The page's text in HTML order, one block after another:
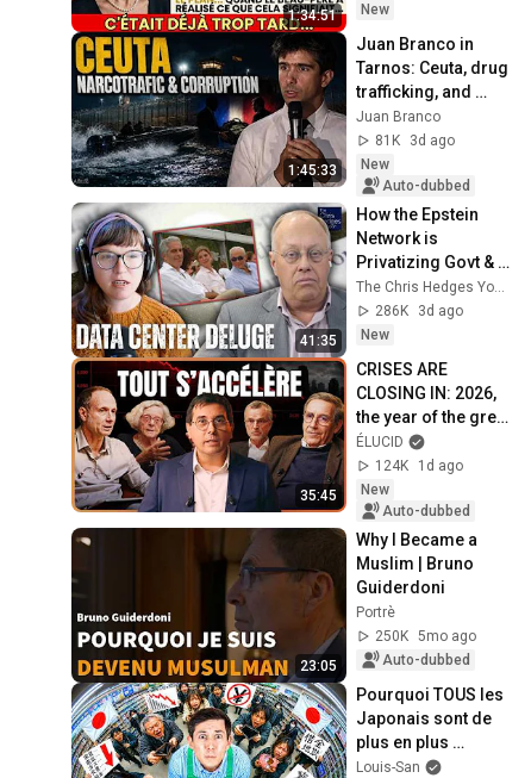
1:34:51
New
1:45:33
Juan Branco in
Tarnos: Ceuta, drug
trafficking, and
power in France
Juan Branco
81K
3d ago
New
Auto-dubbed
41:35
How the Epstein
Network is
Privatizing Govt &
Building the
Surveillance
State(w/Whitney
Webb) |TCHR
The Chris Hedges YouTube Channel
286K
3d ago
New
35:45
CRISES ARE
CLOSING IN: 2026,
the year of the great
shift
ÉLUCID
124K
1d ago
New
Auto-dubbed
23:05
Why I Became a
Muslim | Bruno
Guiderdoni
Portrè
250K 5mo ago
Auto-dubbed
Pourquoi TOUS les
Japonais sont de
plus en plus
pauvres ? (il y a un
Louis-San